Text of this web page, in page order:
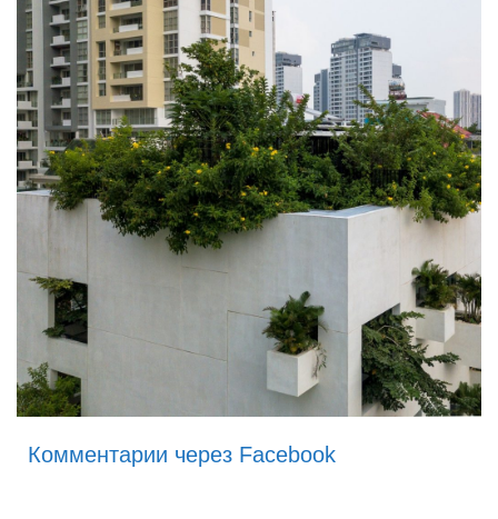
Комментарии через Facebook